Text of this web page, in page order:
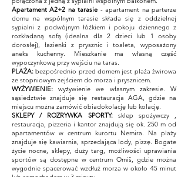
Apartament A2+2 na tarasie - apartament na parterze
domu na wspólnym tarasie składa się z oddzielnej
sypialni z podwójnym łóżkiem i pokoju dziennego z
rozkładaną sofą (idealna dla 2 dzieci lub 1 osoby
dorosłej), łazienki z prysznic i toaleta, wyposażony
aneks kuchenny. Mieszkanie ma własną część
wypoczynkową przy wejściu na taras.
PLAŻA: bezpośrednio przed domem jest plaża żwirowa
ze stopniowym zejściem do morza i prysznicem.
WYŻYWIENIE: wyżywienie we własnym zakresie. W
sąsiedztwie znajduje się restauracja AGA, gdzie na
miejscu można zamówić obiadokolację lub kolację.
SKLEPY / ROZRYWKA SPORTY:sklep spożywczy
,
restauracja, pizzeria i kantor znajdują się ok. 250 m od
apartamentów w centrum kurortu Nemira. Na plaży
znajduje się kawiarnia, sprzedająca lody, pizzę. Bogate
życie nocne, sklepy, duży targ, możliwości uprawiania
sportów są dostępne w centrum Omiš, gdzie można
wygodnie spacerować wzdłuż morza w około 45 minut